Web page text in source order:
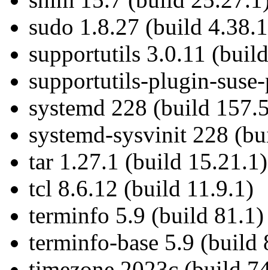
sudo 1.8.27 (build
supportutils 3.0.11
supportutils-plugin-
systemd 228 (build
systemd-sysvinit 228
tar 1.27.1 (build 15.21.1)
tcl 8.6.12 (build 11.9.1)
terminfo 5.9 (build 81.1)
terminfo-base 5.9 (build